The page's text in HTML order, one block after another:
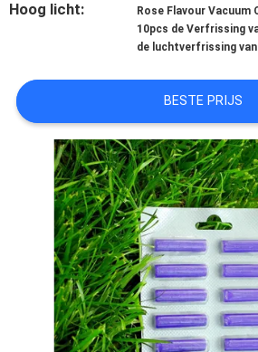
SITEMAP
PRIVACY
POLICY
Hoog licht: Rose Flavour
10pcs de Verfrissing
de luchtverfrissing
BESTE PRIJS